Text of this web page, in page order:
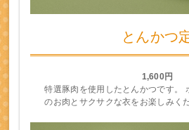
とんかつ
1,600円
特選豚肉を使用したとんかつです。
のお肉とサクサクな衣をお楽しみく